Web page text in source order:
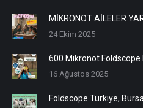
MİKRONOT AİLELER
24 Ekim 2025
600 Mikronot Foldscope
16 Ağustos 2025
Foldscope Türkiye,